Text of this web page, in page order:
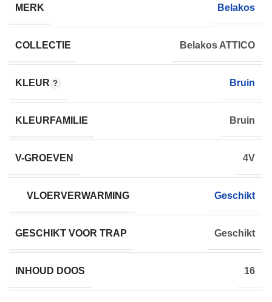
MERK Belakos
COLLECTIE Belakos ATTICO
KLEUR Bruin
KLEURFAMILIE Bruin
V-GROEVEN 4V
VLOERVERWARMING Geschikt
GESCHIKT VOOR TRAP Geschikt
INHOUD DOOS 16